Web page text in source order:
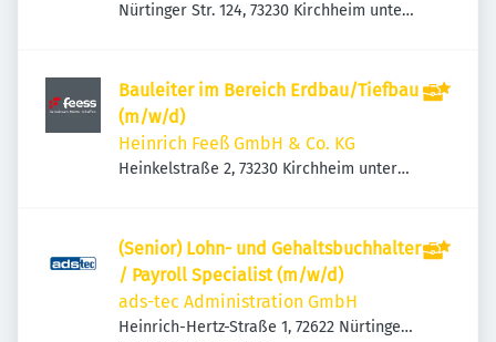
Nürtinger Str. 124, 73230 Kirchheim unter
Bauleiter im Bereich Erdbau/Tiefbau
(m/w/d)
Heinrich Feeß GmbH & Co. KG
Heinkelstraße 2, 73230 Kirchheim unter
(Senior) Lohn- und Gehaltsbuchhalter
/ Payroll Specialist (m/w/d)
ads-tec Administration GmbH
Heinrich-Hertz-Straße 1, 72622 Nürtingen,